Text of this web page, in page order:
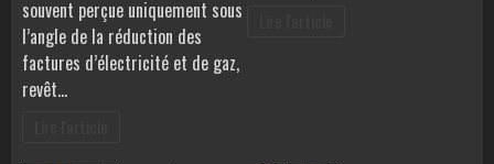
souvent perçue uniquement sous
l’angle de la réduction des
factures d’électricité et de gaz,
revêt…